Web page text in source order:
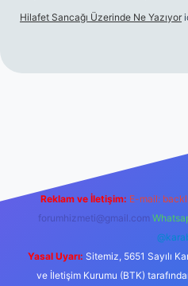
Hilafet Sancağı Üzerinde Ne Yazıyor
Reklam ve İletişim: E-mail:
forumhizmeti@gmail.com
Yasal Uyarı: Sitemiz, 5651 Sayılı
ve İletişim Kurumu (BTK)